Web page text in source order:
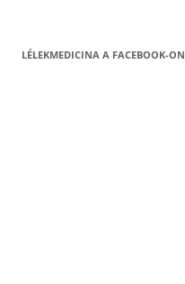
LÉLEKMEDICINA A FACEBOOK-ON